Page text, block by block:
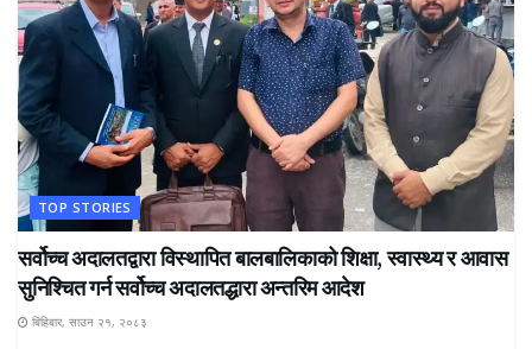
TOP STORIES
सर्वोच्च अदालतद्वारा विस्थापित बालबालिकाको शिक्षा, स्वास्थ्य र आवास
सुनिश्चित गर्न सर्वोच्च अदालतद्धारा अन्तरिम आदेश
बिहिबार, साउन २१, २०८३